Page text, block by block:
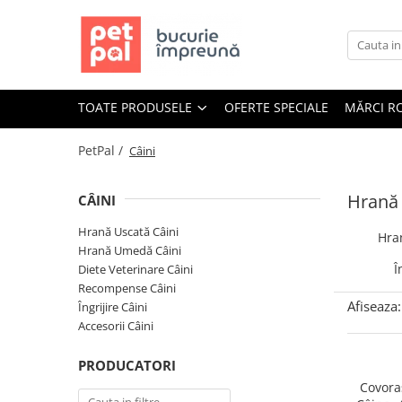
Toate Produsele
Câine Junior
Câine Senior
Câine Junior
Câine Adult
Diete Veterinare Câini
Recompense Câini
TOATE PRODUSELE OFERTE SPECIALE MĂRCI
PetPal / Câini
CÂINI
Hrană Uscată Câini
Hrană Umedă Câini
Diete Veterinare Câini
Recompense Câini
Îngrijire Câini
Accesorii Câini
PRODUCATORI
Afiseaza: